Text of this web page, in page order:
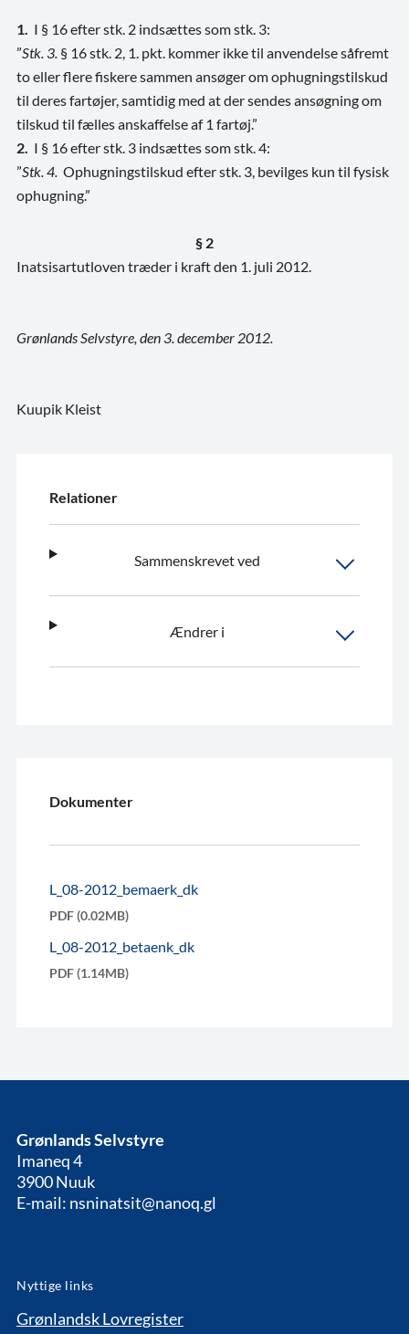
1.
I § 16 efter stk. 2 indsættes som stk. 3:
”Stk. 3. § 16 stk. 2, 1. pkt. kommer ikke til anvendelse såfremt
to eller flere fiskere sammen ansøger om ophugningstilskud
til deres fartøjer, samtidig med at der sendes ansøgning om
tilskud til fælles anskaffelse af 1 fartøj.”
2. I § 16 efter stk. 3 indsættes som stk. 4:
”Stk. 4. Ophugningstilskud efter stk. 3, bevilges kun til fysisk
ophugning.”
§ 2
Inatsisartutloven træder i kraft den 1. juli 2012.
Grønlands Selvstyre, den 3. december 2012.
Kuupik Kleist
Relationer
Sammenskrevet ved
Ændrer i
Dokumenter
L_08-2012_bemaerk_dk
PDF (0.02MB)
L_08-2012_betaenk_dk
PDF (1.14MB)
Grønlands Selvstyre
Imaneq 4
3900 Nuuk
E-mail: nsninatsit@nanoq.gl
Nyttige links
Grønlandsk Lovregister